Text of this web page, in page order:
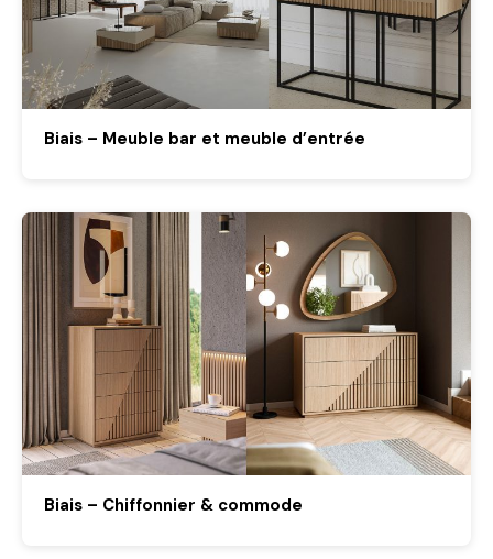
Biais – Meuble bar et meuble d’entrée
Biais – Chiffonnier & commode